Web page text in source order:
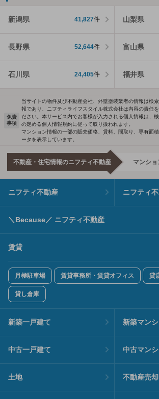
新潟県 41,827件 山梨県
長野県 52,644件 富山県
石川県 24,405件 福井県
免責
事項
当サイトの物件及び不動産会社、外壁塗装業者の情報は検
報であり、ニフティライフスタイル株式会社は内容の責任
ださい。本サービス内でお客様が入力される個人情報は、
の定める個人情報規約に従って取り扱われます。
マンション情報の一部の販売価格、賃料、間取り、専有面
ータを表示しています。
不動産・住宅情報のニフティ不動産 マンショ
ニフティ不動産 ニフティ
＼Because／ ニフティ不動産
賃貸
月極駐車場 賃貸事務所・賃貸オフィス 貸
貸し倉庫
新築一戸建て 新築マン
中古一戸建て 中古マン
土地 不動産売却